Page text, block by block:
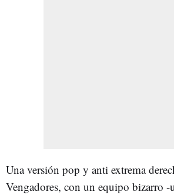
Una versión pop y anti extrema
Vengadores, con un equipo bizarro -